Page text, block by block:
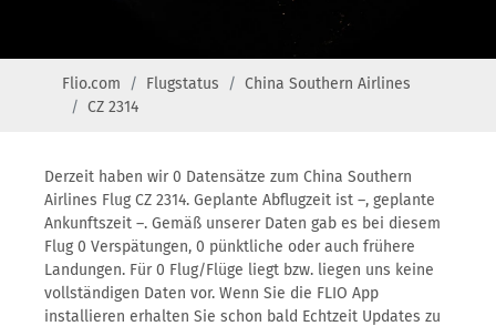
Flio.com Flugstatus
China Southern Airlines
CZ 2314
Derzeit haben wir 0 Datensätze zum China Southern
Airlines Flug CZ 2314. Geplante Abflugzeit ist –, geplante
Ankunftszeit –. Gemäß unserer Daten gab es bei diesem
Flug 0 Verspätungen, 0 pünktliche oder auch frühere
Landungen. Für 0 Flug/Flüge liegt bzw. liegen uns keine
vollständigen Daten vor. Wenn Sie die FLIO App
installieren erhalten Sie schon bald Echtzeit Updates zu